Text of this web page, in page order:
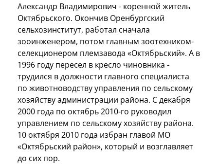
Александр Владимирович - коренной житель
Октябрьского. Окончив Оренбургский
сельхозинститут, работал сначала
зооинженером, потом главным зоотехником-
селекционером племзавода «Октябрьский». А в
1996 году пересел в кресло чиновника -
трудился в должности главного специалиста
по животноводству управления по сельскому
хозяйству администрации района. С декабря
2000 года по октябрь 2010-го руководил
управлением по сельскому хозяйству района.
10 октября 2010 года избран главой МО
«Октябрьский район», который и возглавляет
до сих пор.